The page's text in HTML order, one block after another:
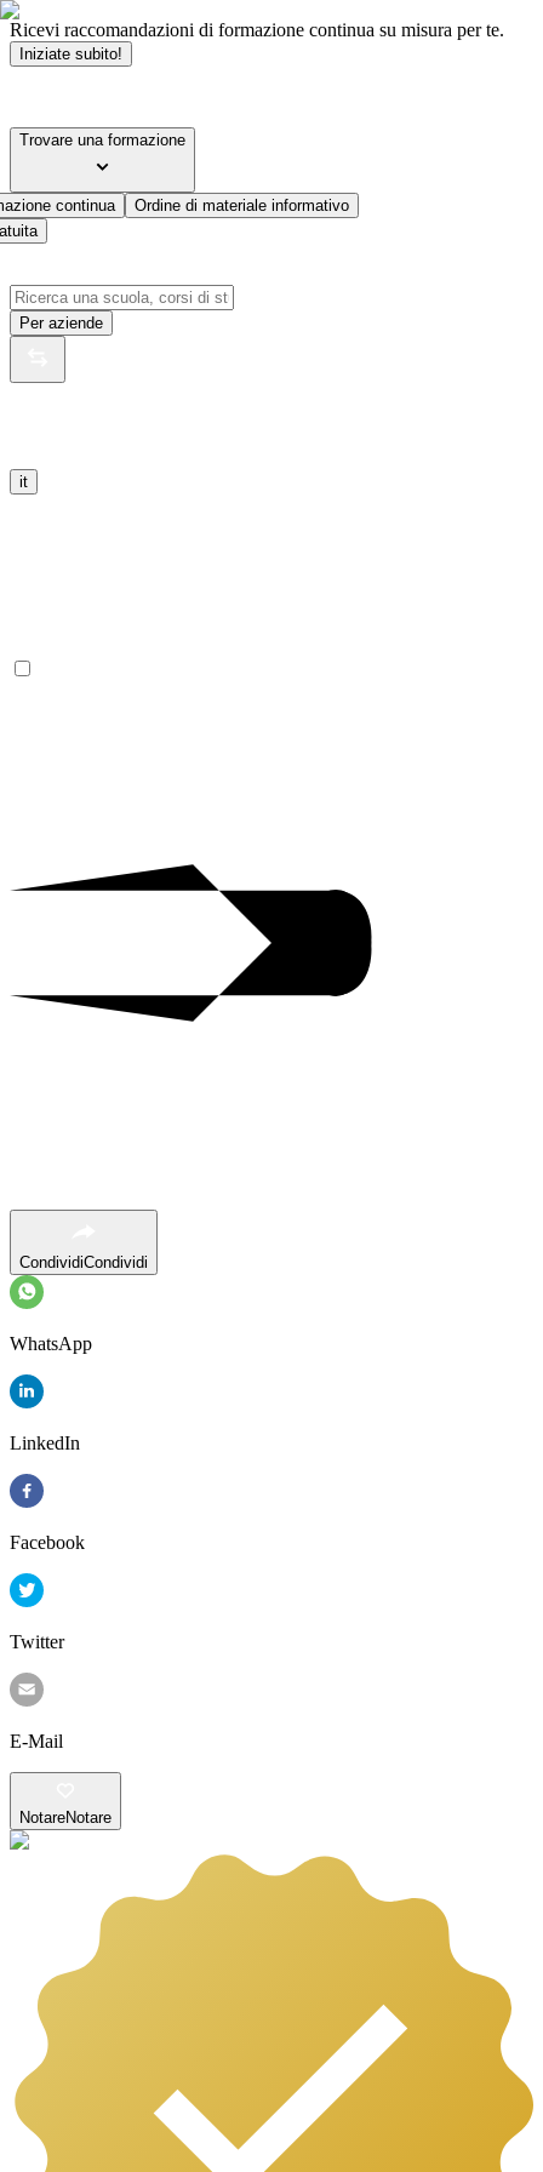
Ricevi raccomandazioni di formazione continua su misura per te.
Iniziate subito!
Trovare una formazione
continua
Ordine di materiale informativo
Per aziende
it
CondividiCondividi
WhatsApp
LinkedIn
Facebook
Twitter
E-Mail
NotareNotare